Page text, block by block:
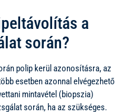
a
során?
polip kerül azonosításra, az
esetben azonnal elvégezhető
mintavétel (biopszia)
során, ha az szükséges.